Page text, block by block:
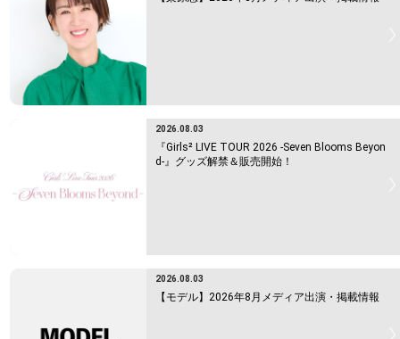
2026.08.03
『Girls² LIVE TOUR 2026 -Seven Blooms Beyon
d-』グッズ解禁＆販売開始！
2026.08.03
【モデル】2026年8月メディア出演・掲載情報